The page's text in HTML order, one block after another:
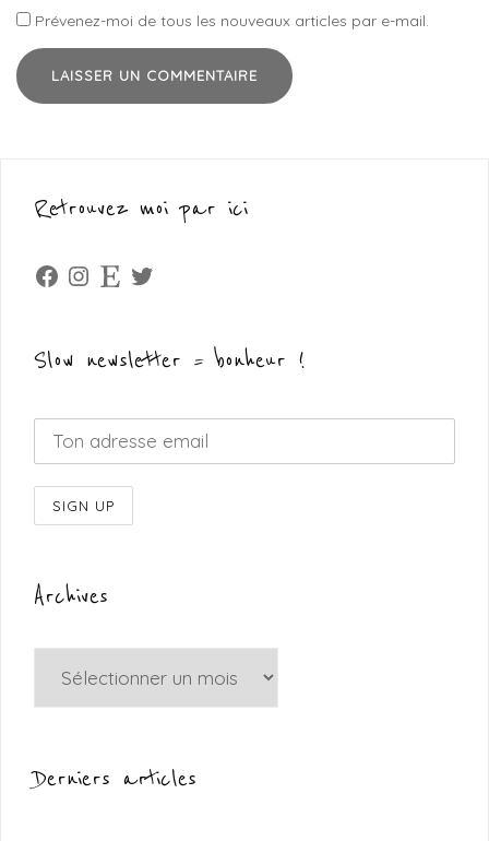
Prévenez-moi de tous les nouveaux articles par e-mail.
Retrouvez moi par ici
Facebook
Instagram
Etsy Twitter
Slow newsletter = bonheur !
Archives
Derniers articles